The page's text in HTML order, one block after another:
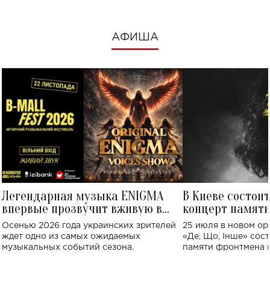
АФИША
Легендарная музыка ENIGMA
впервые прозвучит вживую в
Украине: где состоится концерт
Осенью 2026 года украинских зрителей
ждет одно из самых ожидаемых
музыкальных событий сезона.
В Киеве
концерт
Клименко:
исполнят песни
25 июля в новом
«Де, Що, Інше»
памяти фронтмена